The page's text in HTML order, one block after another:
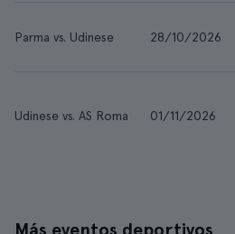
Parma vs. Udinese 28/10/2026
Udinese vs. AS Roma 01/11/2026
Más eventos deportivos